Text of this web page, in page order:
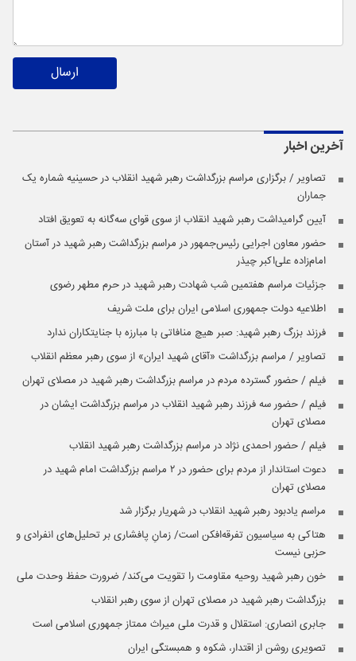
ارسال
آخرین اخبار
تصاویر / برگزاری مراسم بزرگداشت رهبر شهید انقلاب در حسینیه شماره یک
جماران
آیین گرامیداشت رهبر شهید انقلاب از سوی قوای سه‌گانه به تعویق افتاد
حضور معاون اجرایی رئیس‌جمهور در مراسم بزرگداشت رهبر شهید در آستان
امام‌زاده علی‌اکبر چیذر
جزئیات مراسم هفتمین شب شهادت رهبر شهید در حرم مطهر رضوی
اطلاعیه دولت جمهوری اسلامی ایران برای ملت شریف
فرزند بزرگ رهبر شهید: صبر هیچ منافاتی با مبارزه با جنایتکاران ندارد
تصاویر / مراسم بزرگداشت «آقای شهید ایران» از سوی رهبر معظم انقلاب
فیلم / حضور گسترده مردم در مراسم بزرگداشت رهبر شهید در مصلای تهران
فیلم / حضور سه فرزند رهبر شهید انقلاب در مراسم بزرگداشت ایشان در
مصلای تهران
فیلم / حضور احمدی نژاد در مراسم بزرگداشت رهبر شهید انقلاب
دعوت استاندار از مردم برای حضور در ۲ مراسم بزرگداشت امام شهید در
مصلای تهران
مراسم یادبود رهبر شهید انقلاب در شهریار برگزار شد
هتاکی به سیاسیون تفرقه‌افکن است/ زمانِ پافشاری بر تحلیل‌های انفرادی و
حزبی نیست
خون رهبر شهید روحیه مقاومت را تقویت می‌کند/ ضرورت حفظ وحدت ملی
بزرگداشت رهبر شهید در مصلای تهران از سوی رهبر انقلاب
جابری انصاری:‌ استقلال و قدرت ملی میراث ممتاز جمهوری اسلامی است
تصویری روشن از اقتدار، شکوه و همبستگی ایران